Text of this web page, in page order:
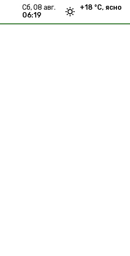
сб, 08 авг.
06:19
+18 °С, ясно